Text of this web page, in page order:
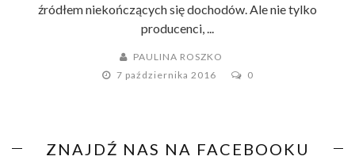
źródłem niekończących się dochodów. Ale nie tylko
producenci, ...
PAULINA ROSZKO
7 października 2016
0
ZNAJDŹ NAS NA FACEBOOKU